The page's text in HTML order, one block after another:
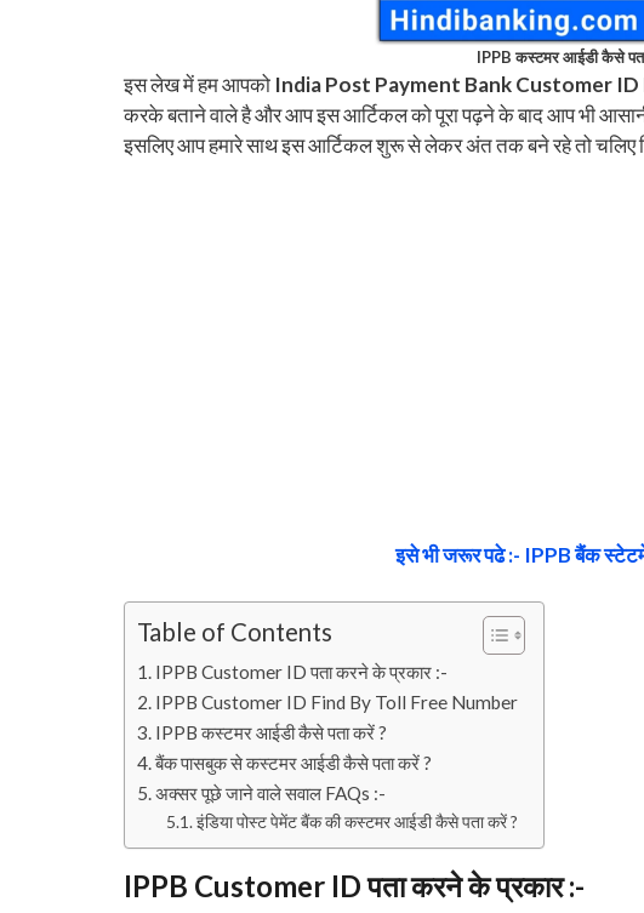
IPPB कस्टमर आईडी कैसे
इस लेख में हम आपको India Post Payment Bank Customer ID
करके बताने वाले है और आप इस आर्टिकल को पूरा पढ़ने के बाद आप भी
इसलिए आप हमारे साथ इस आर्टिकल शुरू से लेकर अंत तक बने रहे तो
इसे भी जरूर पढे :- IPPB बैंक
Table of Contents
IPPB Customer ID पता करने के प्रकार :-
IPPB Customer ID Find By Toll Free Number
IPPB कस्टमर आईडी कैसे पता करें ?
बैंक पासबुक से कस्टमर आईडी कैसे पता करें ?
अक्सर पूछे जाने वाले सवाल FAQs :-
इंडिया पोस्ट पेमेंट बैंक की कस्टमर आईडी कैसे पता करें ?
IPPB Customer ID पता करने के प्रकार :-